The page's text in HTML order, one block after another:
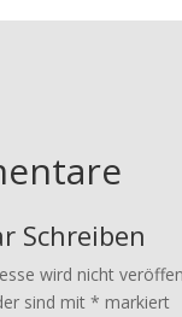
Schreiben
wird nicht
sind mit * markiert